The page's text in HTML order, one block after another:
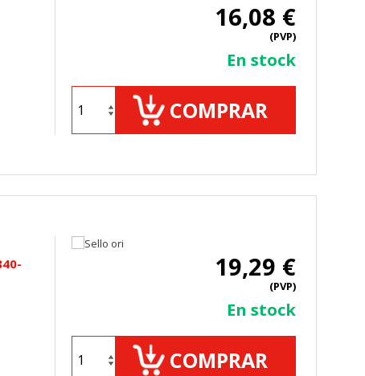
16,08 €
(PVP)
En stock
COMPRAR
19,29 €
(PVP)
En stock
COMPRAR